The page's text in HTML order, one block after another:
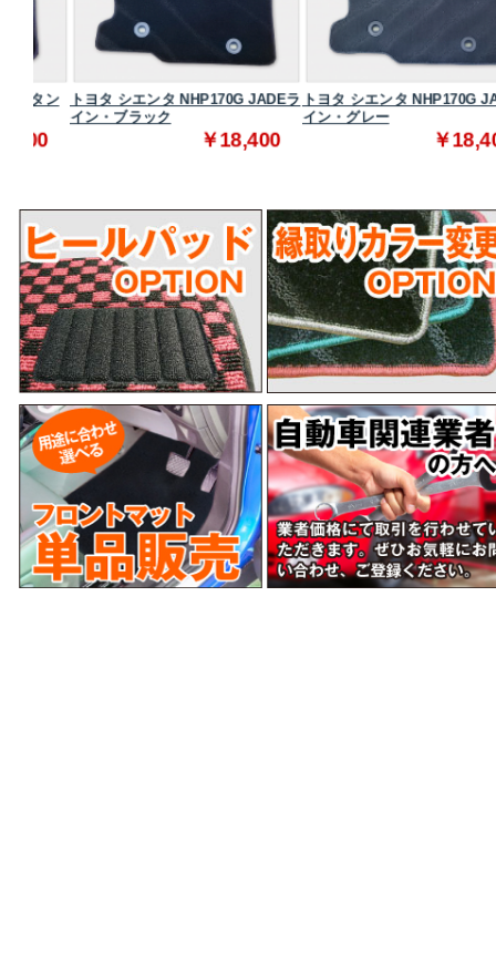
トヨタ シエンタ NHP170G JADEラ
イン・ブラック
￥18,400
トヨタ シエンタ NHP170G JADEラ
イン・グレー
￥18,400